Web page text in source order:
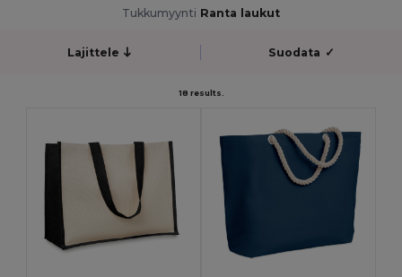
Tukkumyynti Ranta laukut
Lajittele Suodata ✓
18 results.